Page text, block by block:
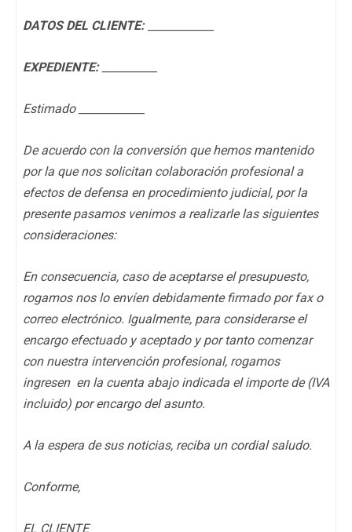
DATOS DEL CLIENTE:____________
EXPEDIENTE:__________
Estimado ____________
De acuerdo con la conversión que hemos mantenido
por la que nos solicitan colaboración profesional a
efectos de defensa en procedimiento judicial, por la
presente pasamos venimos a realizarle las siguientes
consideraciones:
En consecuencia, caso de aceptarse el presupuesto,
rogamos nos lo envíen debidamente firmado por fax o
correo electrónico. Igualmente, para considerarse el
encargo efectuado y aceptado y por tanto comenzar
con nuestra intervención profesional, rogamos
ingresen en la cuenta abajo indicada el importe de (IVA
incluido) por encargo del asunto.
A la espera de sus noticias, reciba un cordial saludo.
Conforme,
EL CLIENTE